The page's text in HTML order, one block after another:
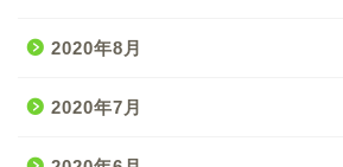
2020年8月
2020年7月